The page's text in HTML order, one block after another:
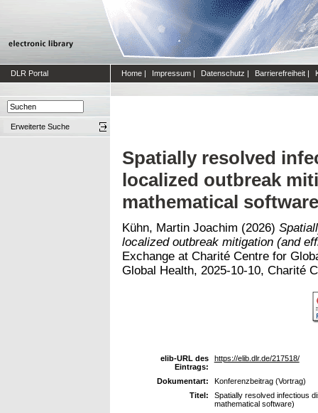
DLR Portal Home | Impressum | Datenschutz | Barrierefreiheit |
Erweiterte Suche
Spatially resolved
localized outbreak
mathematical
Kühn, Martin Joachim (2026)
localized outbreak mitigation (and
Exchange at Charité Centre for
Global Health, 2025-10-10, Charité
elib-URL des
Eintrags:
https://elib.dlr.de/217518/
Dokumentart:
Konferenzbeitrag (Vortrag)
Titel:
Spatially resolved infectious
mathematical software)